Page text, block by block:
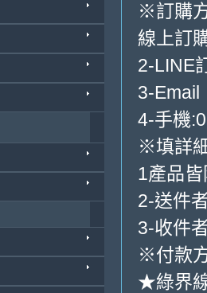
※訂購
線上訂
2-LINE
3-Email
4-手機
※填詳
1產品
2-送件
3-收件
※付款
★綠界